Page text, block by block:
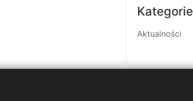
Kategorie
Aktualności